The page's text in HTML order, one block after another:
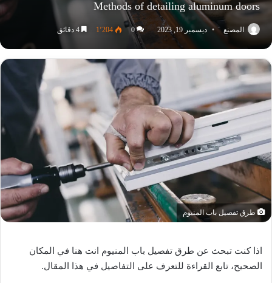
Methods of detailing aluminum doors
المصنع ديسمبر 19, 2023 0 1٬204
طرق تفصيل باب المنيوم
اذا كنت تبحث عن طرق تفصيل باب المنيوم انت هنا في المكان
الصحيح، تابع القراءة للتعرف على التفاصيل في هذا المقال.